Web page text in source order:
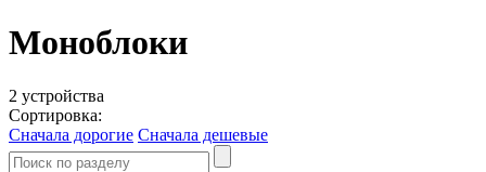
Моноблоки
2 устройства
Сортировка:
Сначала дорогие Сначала дешевые